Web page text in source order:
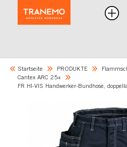
Startseite PRODUKTE
Cantex ARC 25+
FR HI-VIS Handwerker-Bundhose,